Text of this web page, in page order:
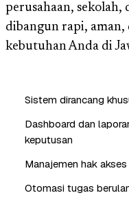
perusahaan,
dibangun rapi,
kebutuhan Anda di
Sistem dirancang
Dashboard dan
keputusan
Manajemen hak
Otomasi tugas